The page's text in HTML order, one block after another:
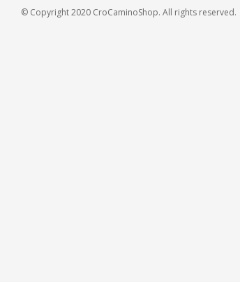
© Copyright 2020 CroCaminoShop. All rights reserved.